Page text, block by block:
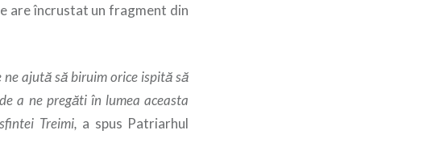
are încrustat un fragment din
ajută să biruim orice ispită să
a ne pregăti în lumea aceasta
Treimi, a spus Patriarhul